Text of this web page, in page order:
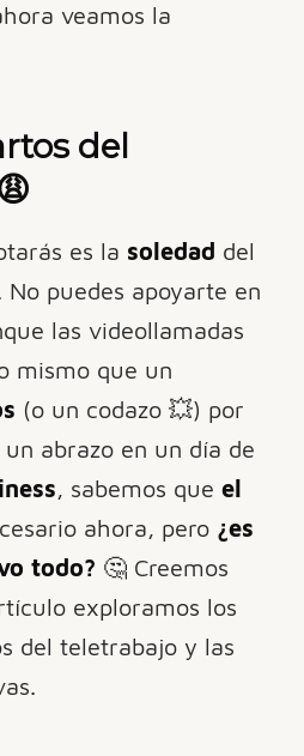
veamos la
del
es la soledad del
puedes apoyarte en
las videollamadas
mismo que un
(o un codazo 💥) por
abrazo en un día de
, sabemos que el
ahora, pero ¿es
todo? 🤔 Creemos
exploramos los
del teletrabajo y las